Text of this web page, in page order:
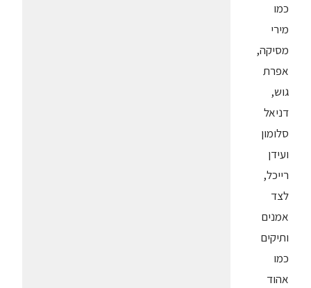
כמו
מירי
מסיקה,
אפרת
גוש,
דניאל
סלומון
ועידן
רייכל,
לצד
אמנים
ותיקים
כמו
אהוד